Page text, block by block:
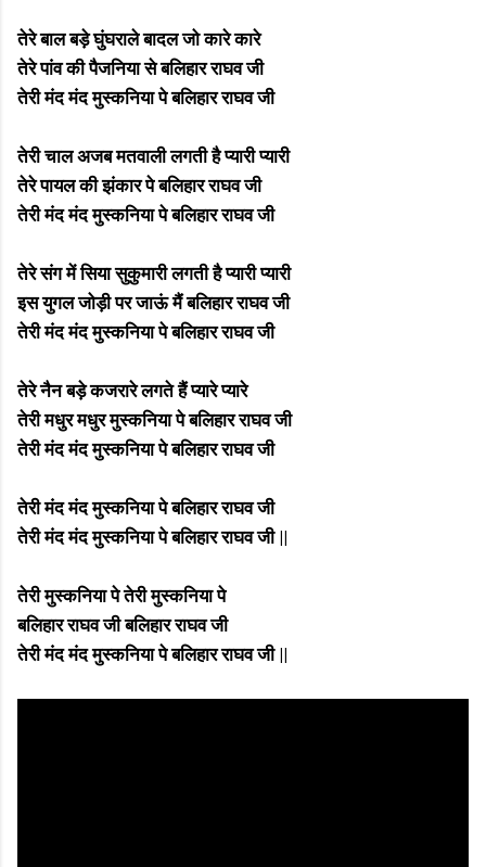
तेरे बाल बड़े घुंघराले बादल जो कारे कारे
तेरे पांव की पैजनिया से बलिहार राघव जी
तेरी मंद मंद मुस्कनिया पे बलिहार राघव जी
तेरी चाल अजब मतवाली लगती है प्यारी प्यारी
तेरे पायल की झंकार पे बलिहार राघव जी
तेरी मंद मंद मुस्कनिया पे बलिहार राघव जी
तेरे संग में सिया सुकुमारी लगती है प्यारी प्यारी
इस युगल जोड़ी पर जाऊं मैं बलिहार राघव जी
तेरी मंद मंद मुस्कनिया पे बलिहार राघव जी
तेरे नैन बड़े कजरारे लगते हैं प्यारे प्यारे
तेरी मधुर मधुर मुस्कनिया पे बलिहार राघव जी
तेरी मंद मंद मुस्कनिया पे बलिहार राघव जी
तेरी मंद मंद मुस्कनिया पे बलिहार राघव जी
तेरी मंद मंद मुस्कनिया पे बलिहार राघव जी ||
तेरी मुस्कनिया पे तेरी मुस्कनिया पे
बलिहार राघव जी बलिहार राघव जी
तेरी मंद मंद मुस्कनिया पे बलिहार राघव जी ||